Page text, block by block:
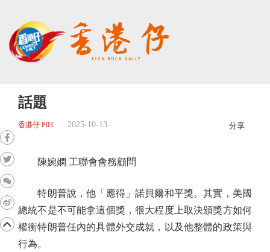
話題
香港仔 P03 2025-10-13 分享
陳婉嫻 工聯會會務顧問
特朗普說，他「應得」諾貝爾和平獎。其實，美國
總統不是不可能拿這個獎，很大程度上取決頒獎方如何
權衡特朗普任內的具體外交成就，以及他整體的政策與
行為。